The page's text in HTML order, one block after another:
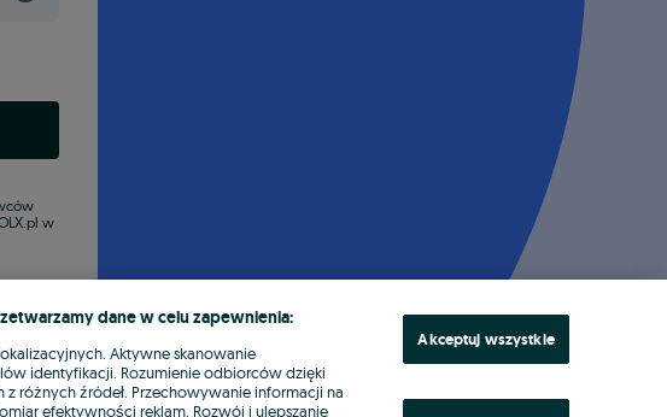
w
dane w celu zapewnienia:
Aktywne skanowanie
identyfikacji. Rozumienie odbiorców dzięki
różnych źródeł. Przechowywanie informacji na
efektywności reklam. Rozwój i ulepszanie
Akceptuj wszystkie